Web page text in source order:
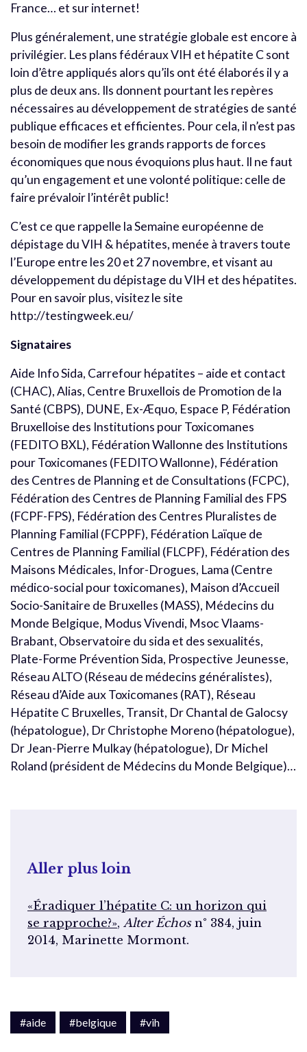
France… et sur internet!
Plus généralement, une stratégie globale est encore à
privilégier. Les plans fédéraux VIH et hépatite C sont
loin d’être appliqués alors qu’ils ont été élaborés il y a
plus de deux ans. Ils donnent pourtant les repères
nécessaires au développement de stratégies de santé
publique efficaces et efficientes. Pour cela, il n’est pas
besoin de modifier les grands rapports de forces
économiques que nous évoquions plus haut. Il ne faut
qu’un engagement et une volonté politique: celle de
faire prévaloir l’intérêt public!
C’est ce que rappelle la Semaine européenne de
dépistage du VIH & hépatites, menée à travers toute
l’Europe entre les 20 et 27 novembre, et visant au
développement du dépistage du VIH et des hépatites.
Pour en savoir plus, visitez le site
http://testingweek.eu/
Signataires
Aide Info Sida, Carrefour hépatites – aide et contact
(CHAC), Alias, Centre Bruxellois de Promotion de la
Santé (CBPS), DUNE, Ex-Æquo, Espace P, Fédération
Bruxelloise des Institutions pour Toxicomanes
(FEDITO BXL), Fédération Wallonne des Institutions
pour Toxicomanes (FEDITO Wallonne), Fédération
des Centres de Planning et de Consultations (FCPC),
Fédération des Centres de Planning Familial des FPS
(FCPF-FPS), Fédération des Centres Pluralistes de
Planning Familial (FCPPF), Fédération Laïque de
Centres de Planning Familial (FLCPF), Fédération des
Maisons Médicales, Infor-Drogues, Lama (Centre
médico-social pour toxicomanes), Maison d’Accueil
Socio-Sanitaire de Bruxelles (MASS), Médecins du
Monde Belgique, Modus Vivendi, Msoc Vlaams-
Brabant, Observatoire du sida et des sexualités,
Plate-Forme Prévention Sida, Prospective Jeunesse,
Réseau ALTO (Réseau de médecins généralistes),
Réseau d’Aide aux Toxicomanes (RAT), Réseau
Hépatite C Bruxelles, Transit, Dr Chantal de Galocsy
(hépatologue), Dr Christophe Moreno (hépatologue),
Dr Jean-Pierre Mulkay (hépatologue), Dr Michel
Roland (président de Médecins du Monde Belgique)…
Aller plus loin
«Éradiquer l’hépatite C: un horizon qui
se rapproche?», Alter Échosn° 384, juin
2014, Marinette Mormont.
#aide #belgique #vih